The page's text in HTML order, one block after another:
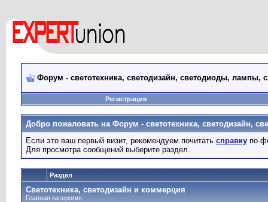
Форум - светотехника, светодизайн, светодиоды, лампы,
Регистрация
Добро пожаловать на Форум - светотехника, светодизайн,
Если это ваш первый визит, рекомендуем почитать справку по
Для просмотра сообщений выберите раздел.
Раздел
Светотехника, светодизайн и коммерция
Главная катерогия